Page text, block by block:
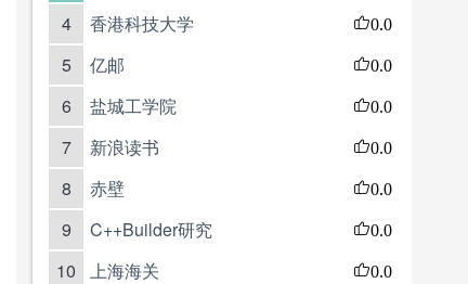
4 香港科技大学 0.0
5 亿邮 0.0
6 盐城工学院 0.0
7 新浪读书 0.0
8 赤壁 0.0
9 C++Builder研究 0.0
10 上海海关 0.0